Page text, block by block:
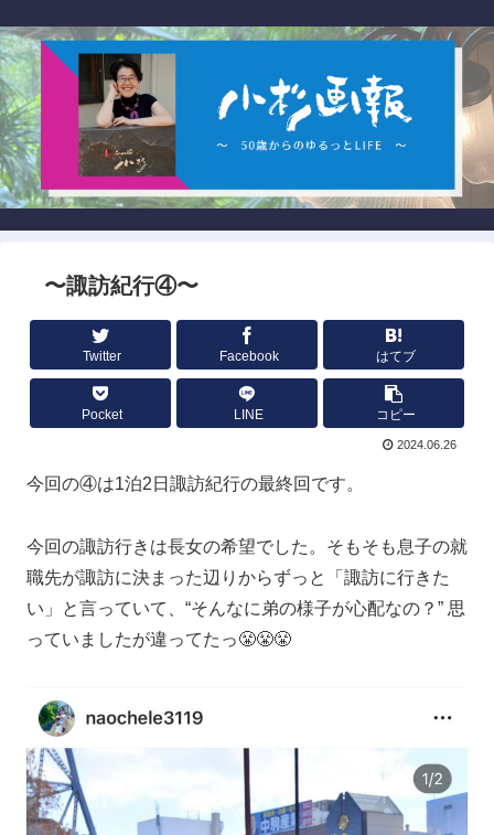
〜諏訪紀行④〜
Twitter Facebook はてブ
Pocket LINE コピー
2024.06.26
今回の④は1泊2日諏訪紀行の最終回です。
今回の諏訪行きは長女の希望でした。そもそも息子の就
職先が諏訪に決まった辺りからずっと「諏訪に行きた
い」と言っていて、“そんなに弟の様子が心配なの？” 思
っていましたが違ってたっ😤😤😤